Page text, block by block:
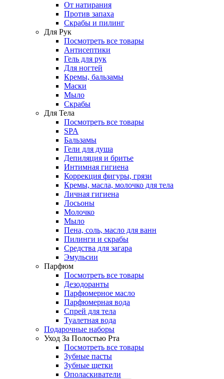
От натирания
Против запаха
Скрабы и пилинг
Для Рук
Посмотреть все товары
Антисептики
Гель для рук
Для ногтей
Кремы, бальзамы
Маски
Мыло
Скрабы
Для Тела
Посмотреть все товары
SPA
Бальзамы
Гели для душа
Депиляция и бритье
Интимная гигиена
Коррекция фигуры, грязи
Кремы, масла, молочко для тела
Личная гигиена
Лосьоны
Молочко
Мыло
Пена, соль, масло для ванн
Пилинги и скрабы
Средства для загара
Эмульсии
Парфюм
Посмотреть все товары
Дезодоранты
Парфюмерное масло
Парфюмерная вода
Спрей для тела
Туалетная вода
Подарочные наборы
Уход За Полостью Рта
Посмотреть все товары
Зубные пасты
Зубные щетки
Ополаскиватели